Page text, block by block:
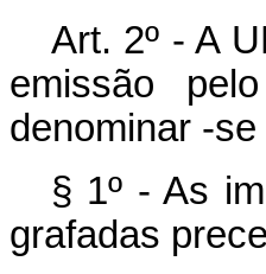
Art. 2º - A
emissão
denominar
§ 1º - As
grafadas